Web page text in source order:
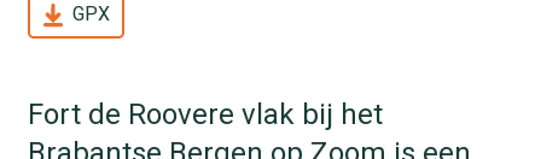
GPX
Fort de Roovere vlak bij het